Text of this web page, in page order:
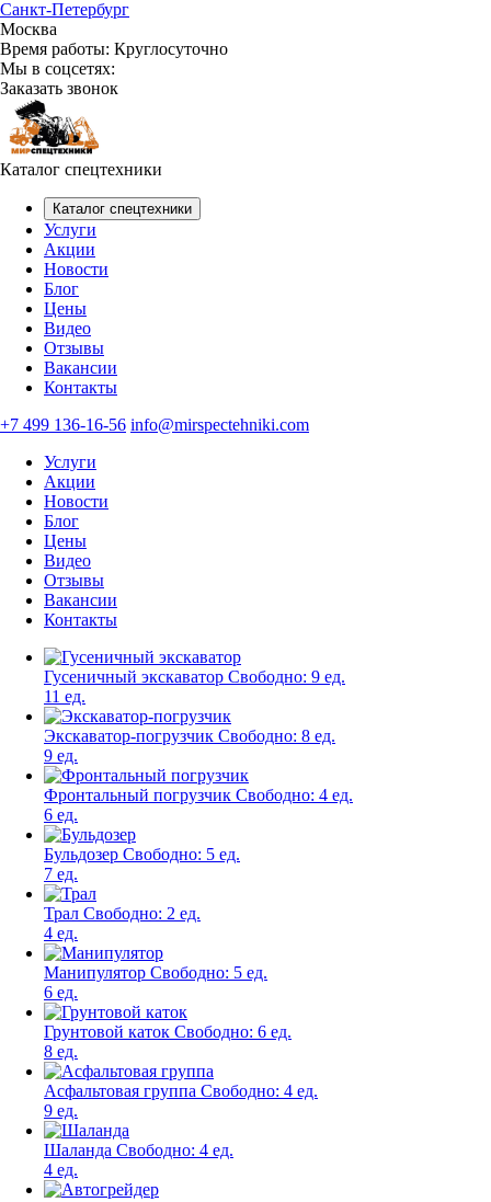
Санкт-Петербург
Москва
Время работы: Круглосуточно
Мы в соцсетях:
Заказать звонок
Каталог спецтехники
Каталог спецтехники
Услуги
Акции
Новости
Блог
Цены
Видео
Отзывы
Вакансии
Контакты
+7 499 136-16-56 info@mirspectehniki.com
Услуги
Акции
Новости
Блог
Цены
Видео
Отзывы
Вакансии
Контакты
Гусеничный экскаватор Свободно: 9 ед.
11 ед.
Экскаватор-погрузчик Свободно: 8 ед.
9 ед.
Фронтальный погрузчик Свободно: 4 ед.
6 ед.
Бульдозер Свободно: 5 ед.
7 ед.
Трал Свободно: 2 ед.
4 ед.
Манипулятор Свободно: 5 ед.
6 ед.
Грунтовой каток Свободно: 6 ед.
8 ед.
Асфальтовая группа Свободно: 4 ед.
9 ед.
Шаланда Свободно: 4 ед.
4 ед.